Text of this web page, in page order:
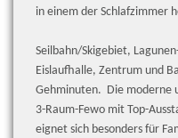
in einem der Schlafzimmer
Seilbahn/Skigebiet,
Eislaufhalle, Zentrum und
Gehminuten. Die moderne
3-Raum-Fewo mit Top-
eignet sich besonders für